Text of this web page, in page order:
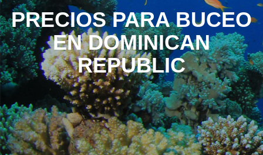
PRECIOS PARA BUCEO
EN DOMINICAN
REPUBLIC